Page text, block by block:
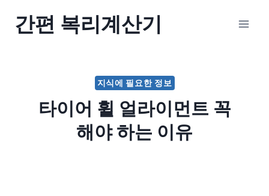
간편 복리계산기
지식에 필요한 정보
타이어 휠 얼라이먼트 꼭
해야 하는 이유